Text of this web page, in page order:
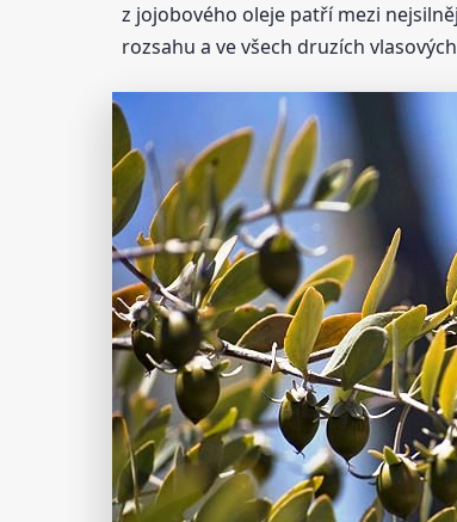
z jojobového oleje patří mezi
rozsahu a ve všech druzích